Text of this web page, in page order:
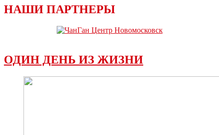
НАШИ ПАРТНЕРЫ
ОДИН ДЕНЬ ИЗ ЖИЗНИ